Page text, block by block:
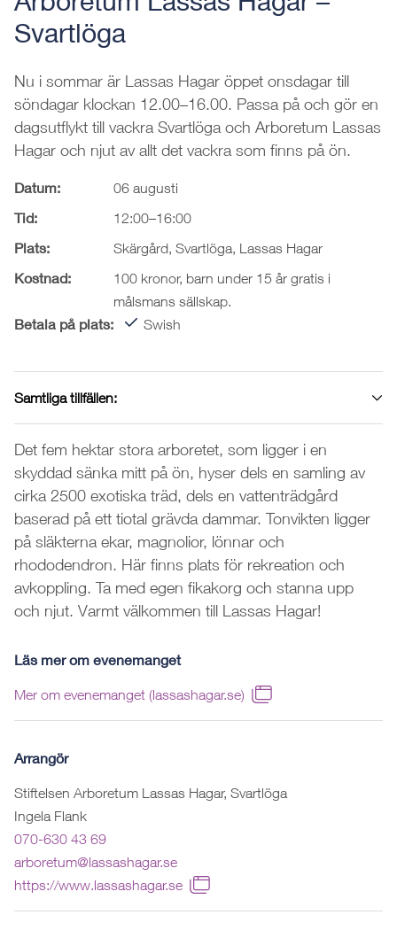
Svartlöga
Nu i sommar är Lassas Hagar öppet onsdagar till
söndagar klockan 12.00–16.00. Passa på och gör en
dagsutflykt till vackra Svartlöga och Arboretum Lassas
Hagar och njut av allt det vackra som finns på ön.
Datum: 06 augusti
Tid: 12:00–16:00
Plats: Skärgård, Svartlöga, Lassas Hagar
Kostnad:
100 kronor, barn under 15 år gratis i
målsmans sällskap.
Betala på plats: Swish
Samtliga tillfällen:
Det fem hektar stora arboretet, som ligger i en
skyddad sänka mitt på ön, hyser dels en samling av
cirka 2500 exotiska träd, dels en vattenträdgård
baserad på ett tiotal grävda dammar. Tonvikten ligger
på släkterna ekar, magnolior, lönnar och
rhododendron. Här finns plats för rekreation och
avkoppling. Ta med egen fikakorg och stanna upp
och njut. Varmt välkommen till Lassas Hagar!
Läs mer om evenemanget
Mer om evenemanget (lassashagar.se)
Arrangör
Stiftelsen Arboretum Lassas Hagar, Svartlöga
Ingela Flank
070-630 43 69
arboretum@lassashagar.se
https://www.lassashagar.se